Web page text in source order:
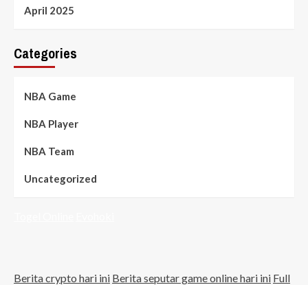
April 2025
Categories
NBA Game
NBA Player
NBA Team
Uncategorized
Berita crypto hari ini Berita seputar game online hari ini Full